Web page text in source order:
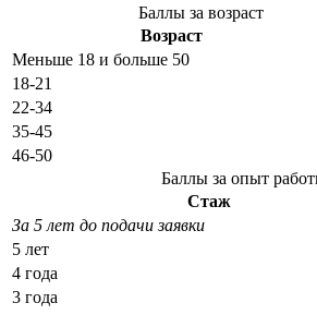
Баллы за возраст
Возраст
Меньше 18 и больше 50
18-21
22-34
35-45
46-50
Баллы за опыт
Стаж
За 5 лет до подачи заявки
5 лет
4 года
3 года